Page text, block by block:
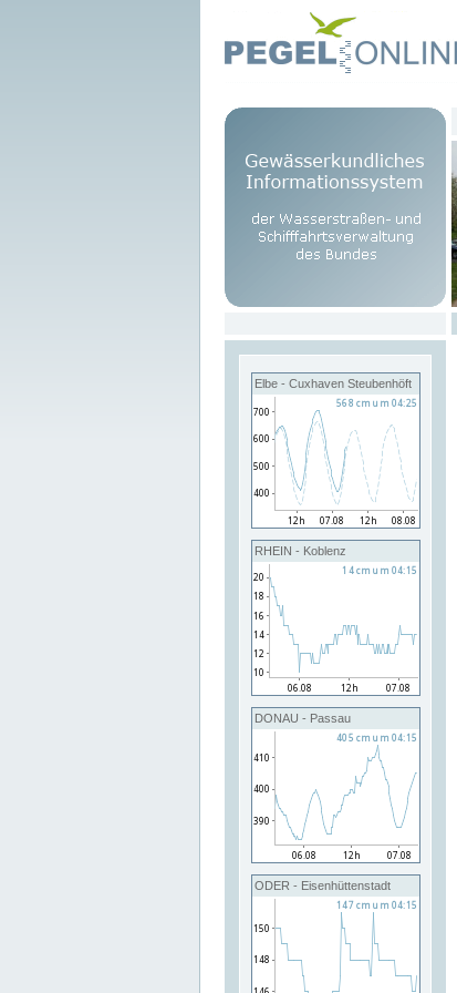
Elbe - Cuxhaven Steubenhöft
RHEIN - Koblenz
DONAU - Passau
ODER - Eisenhüttenstadt